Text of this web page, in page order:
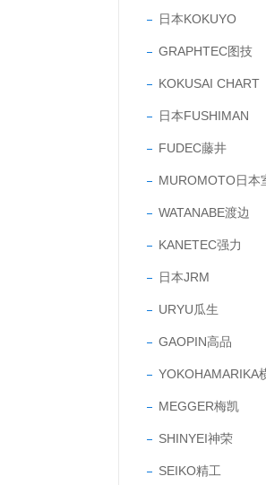
日本KOKUYO
GRAPHTEC图技
KOKUSAI CHART
日本FUSHIMAN
FUDEC藤井
MUROMOTO日本
WATANABE渡边
KANETEC强力
日本JRM
URYU瓜生
GAOPIN高品
YOKOHAMARIKA
MEGGER梅凯
SHINYEI神荣
SEIKO精工